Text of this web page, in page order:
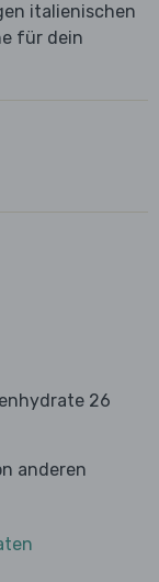
italienischen
für dein
26
anderen